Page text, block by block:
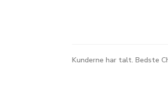
Kunderne har talt. Bedste